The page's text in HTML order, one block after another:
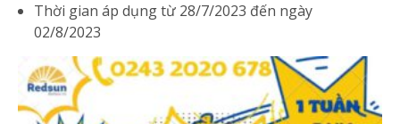
Thời gian áp dụng từ 28/7/2023 đến ngày
02/8/2023